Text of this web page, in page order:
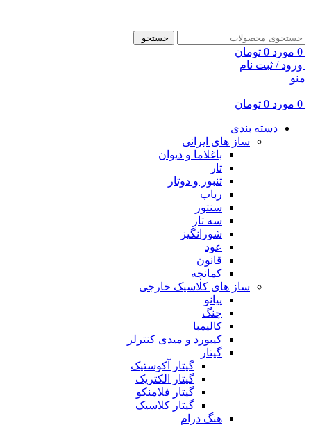
جستجو
0 مورد 0 تومان
ورود / ثبت نام
منو
0 مورد 0 تومان
دسته بندی
ساز های ایرانی
باغلاما و دیوان
تار
تنبور و دوتار
رباب
سنتور
سه تار
شورانگیز
عود
قانون
کمانچه
ساز های کلاسیک خارجی
پیانو
چنگ
کالیمبا
کیبورد و میدی کنترلر
گیتار
گیتار آکوستیک
گیتار الکتریک
گیتار فلامنکو
گیتار کلاسیک
هنگ درام